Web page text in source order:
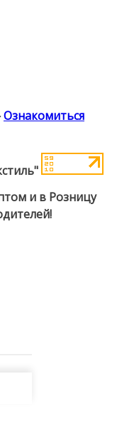
Ознакомиться
и в Розницу